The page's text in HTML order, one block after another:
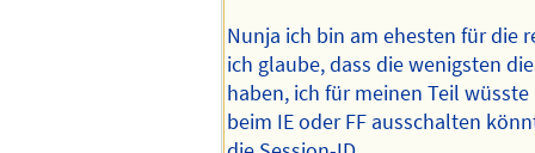
Nunja ich bin am ehesten für die
ich glaube, dass die wenigsten
haben, ich für meinen Teil
beim IE oder FF ausschalten